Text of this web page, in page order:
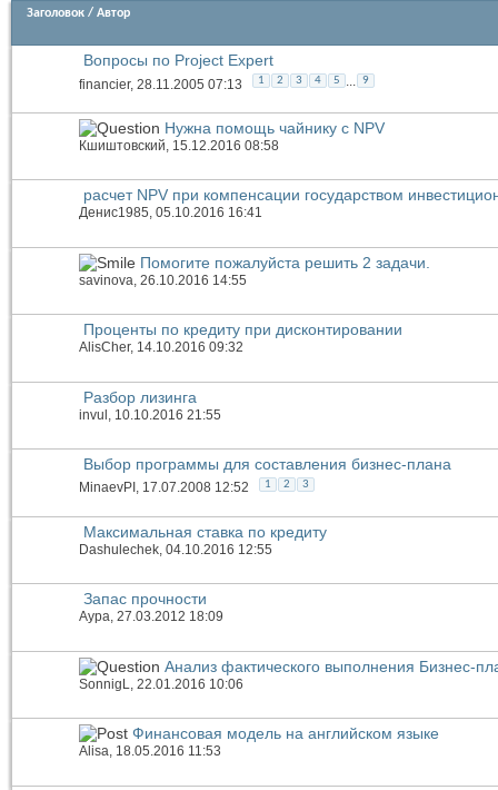
Заголовок / Автор
Вопросы по Project Expert
financier, 28.11.2005 07:13 1 2 3 4 5 ... 9
Нужна помощь чайнику с NPV
Кшиштовский, 15.12.2016 08:58
расчет NPV при компенсации государством
Денис1985, 05.10.2016 16:41
Помогите пожалуйста решить 2 задачи.
savinova , 26.10.2016 14:55
Проценты по кредиту при дисконтировании
AlisCher, 14.10.2016 09:32
Разбор лизинга
invul , 10.10.2016 21:55
Выбор программы для составления бизнес-плана
MinaevPI , 17.07.2008 12:52 1 2 3
Максимальная ставка по кредиту
Dashulechek , 04.10.2016 12:55
Запас прочности
Аура, 27.03.2012 18:09
Анализ фактического выполнения Бизнес-
SonnigL , 22.01.2016 10:06
Финансовая модель на английском языке
Alisa, 18.05.2016 11:53